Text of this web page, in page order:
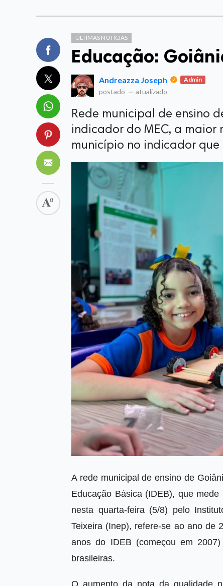
ÚLTIMAS NOTÍCIAS
Educação:
Andreazza Joseph Admin
postado — atualizado
Rede municipal de ensino
indicador do MEC, a
município no indicador
A rede municipal de ensino de
Educação Básica (IDEB), que
nesta quarta-feira (5/8) pelo
Teixeira (Inep), refere-se ao ano de
anos do IDEB (começou em
brasileiras.
O aumento da nota da qualidade